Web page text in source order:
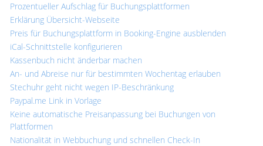
Prozentueller Aufschlag für Buchungsplattformen
Erklärung Übersicht-Webseite
Preis für Buchungsplattform in Booking-Engine ausblenden
iCal-Schnittstelle konfigurieren
Kassenbuch nicht änderbar machen
An- und Abreise nur für bestimmten Wochentag erlauben
Stechuhr geht nicht wegen IP-Beschränkung
Paypal.me Link in Vorlage
Keine automatische Preisanpassung bei Buchungen von
Plattformen
Nationalität in Webbuchung und schnellen Check-In